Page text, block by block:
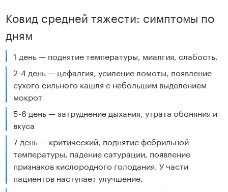
Ковид средней тяжести: симптомы по
дням
1 день — поднятие температуры, миалгия, слабость.
2-4 день — цефалгия, усиление ломоты, появление
сухого сильного кашля с небольшим выделением
мокрот
5-6 день — затруднение дыхания, утрата обоняния и
вкуса
7 день — критический, поднятие фебрильной
температуры, падение сатурации, появление
признаков кислородного голодания. У части
пациентов наступает улучшение.